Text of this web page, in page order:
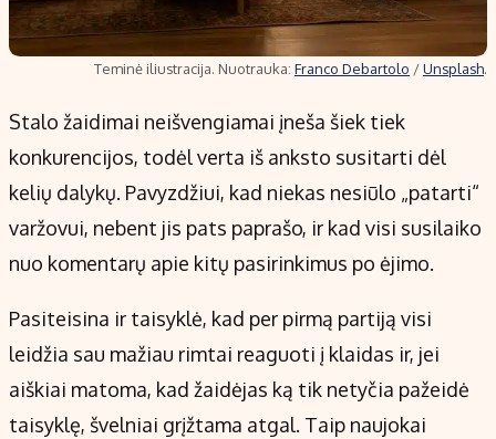
Teminė iliustracija. Nuotrauka: Franco Debartolo /Unsplash.
Stalo žaidimai neišvengiamai įneša šiek tiek
konkurencijos, todėl verta iš anksto susitarti dėl
kelių dalykų. Pavyzdžiui, kad niekas nesiūlo „patarti“
varžovui, nebent jis pats paprašo, ir kad visi susilaiko
nuo komentarų apie kitų pasirinkimus po ėjimo.
Pasiteisina ir taisyklė, kad per pirmą partiją visi
leidžia sau mažiau rimtai reaguoti į klaidas ir, jei
aiškiai matoma, kad žaidėjas ką tik netyčia pažeidė
taisyklę, švelniai grįžtama atgal. Taip naujokai